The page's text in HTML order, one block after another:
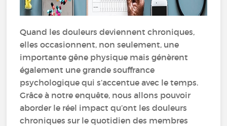
Quand les douleurs deviennent chroniques,
elles occasionnent, non seulement, une
importante gêne physique mais génèrent
également une grande souffrance
psychologique qui s’accentue avec le temps.
Grâce à notre enquête, nous allons pouvoir
aborder le réel impact qu’ont les douleurs
chroniques sur le quotidien des membres